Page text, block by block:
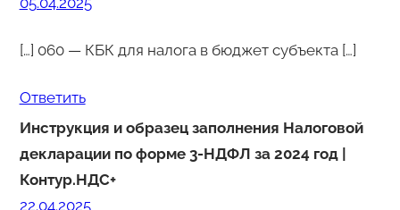
[…] 060 — КБК для налога в бюджет субъекта […]
Ответить
Инструкция и образец заполнения Налоговой
декларации по форме 3-НДФЛ за 2024 год |
Контур.НДС+
22.04.2025